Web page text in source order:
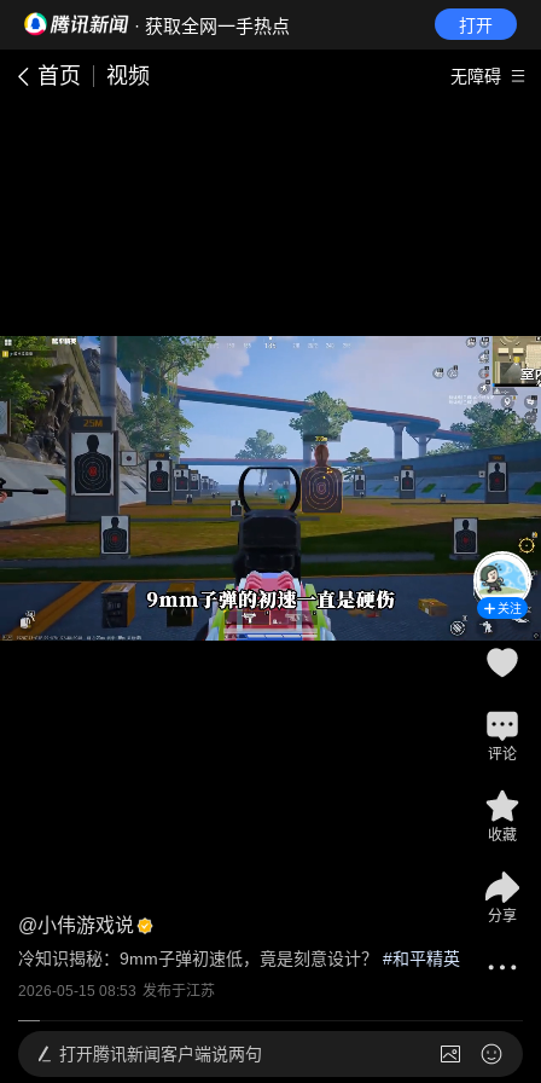
· 获取全网一手热点 打开
首页 视频 无障碍
@小伟游戏说
冷知识揭秘：9mm子弹初速低，竟是刻意设计？ #和平精英
2026-05-15 08:53 发布于江苏
关注
评论
收藏
分享
打开腾讯新闻客户端说两句